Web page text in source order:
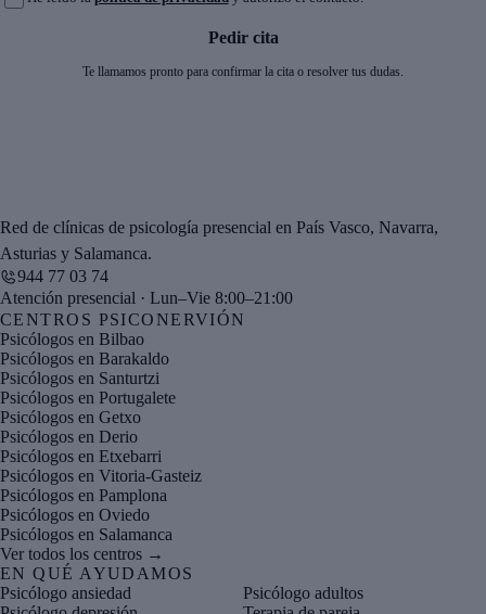
Pedir cita
Te llamamos pronto para confirmar la cita o resolver tus dudas.
Red de clínicas de psicología presencial en País Vasco, Navarra,
Asturias y Salamanca.
944 77 03 74
Atención presencial · Lun–Vie 8:00–21:00
CENTROS PSICONERVIÓN
Psicólogos en Bilbao
Psicólogos en Barakaldo
Psicólogos en Santurtzi
Psicólogos en Portugalete
Psicólogos en Getxo
Psicólogos en Derio
Psicólogos en Etxebarri
Psicólogos en Vitoria-Gasteiz
Psicólogos en Pamplona
Psicólogos en Oviedo
Psicólogos en Salamanca
Ver todos los centros →
EN QUÉ AYUDAMOS
Psicólogo ansiedad
Psicólogo adultos